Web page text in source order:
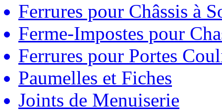
Ferrures pour Châssis à
Ferme-Impostes pour
Ferrures pour Portes
Paumelles et Fiches
Joints de Menuiserie